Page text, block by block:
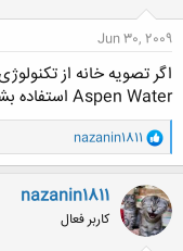
Jun 30, 2009
اگر تصویه خانه از
Aspen Water استفاده بشه.
و
ا
ک
ن
ش
ه
ا
nazanin1811
nazanin1811
کاربر فعال